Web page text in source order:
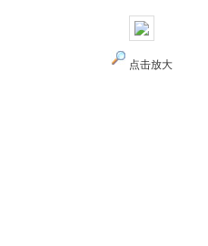
点击放大